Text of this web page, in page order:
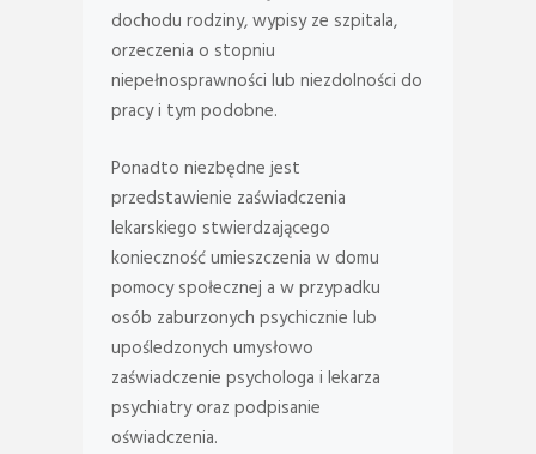
dochodu rodziny, wypisy ze szpitala,
orzeczenia o stopniu
niepełnosprawności lub niezdolności do
pracy i tym podobne.
Ponadto niezbędne jest
przedstawienie zaświadczenia
lekarskiego stwierdzającego
konieczność umieszczenia w domu
pomocy społecznej a w przypadku
osób zaburzonych psychicznie lub
upośledzonych umysłowo
zaświadczenie psychologa i lekarza
psychiatry oraz podpisanie
oświadczenia.